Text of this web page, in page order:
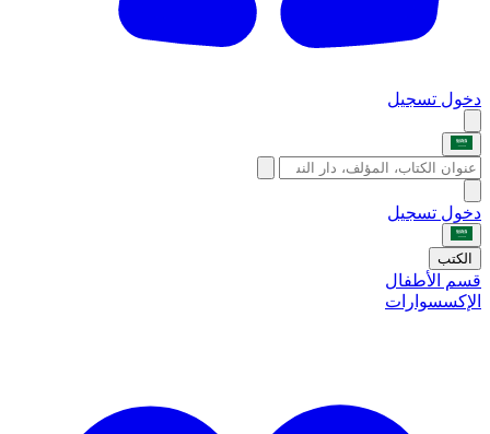
دخول تسجيل
دخول تسجيل
الكتب
قسم الأطفال
الإكسسوارات